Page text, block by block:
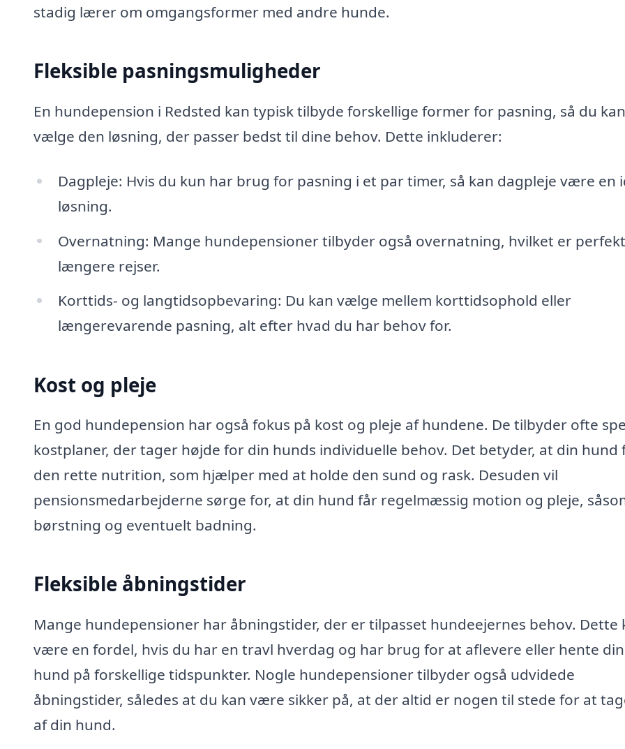
stadig lærer om omgangsformer med andre hunde.
Fleksible pasningsmuligheder
En hundepension i Redsted kan typisk tilbyde forskellige former for pasning, så du kan
vælge den løsning, der passer bedst til dine behov. Dette inkluderer:
Dagpleje: Hvis du kun har brug for pasning i et par timer, så kan dagpleje være en
løsning.
Overnatning: Mange hundepensioner tilbyder også overnatning, hvilket er
længere rejser.
Korttids- og langtidsopbevaring: Du kan vælge mellem korttidsophold eller
længerevarende pasning, alt efter hvad du har behov for.
Kost og pleje
En god hundepension har også fokus på kost og pleje af hundene. De tilbyder ofte
kostplaner, der tager højde for din hunds individuelle behov. Det betyder, at din hund
den rette nutrition, som hjælper med at holde den sund og rask. Desuden vil
pensionsmedarbejderne sørge for, at din hund får regelmæssig motion og pleje,
børstning og eventuelt badning.
Fleksible åbningstider
Mange hundepensioner har åbningstider, der er tilpasset hundeejernes behov. Dette
være en fordel, hvis du har en travl hverdag og har brug for at aflevere eller hente din
hund på forskellige tidspunkter. Nogle hundepensioner tilbyder også udvidede
åbningstider, således at du kan være sikker på, at der altid er nogen til stede for at
af din hund.